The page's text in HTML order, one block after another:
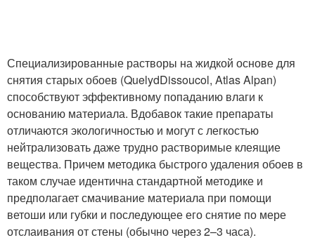
Специализированные растворы на жидкой основе для
снятия старых обоев (QuelydDissoucol, Atlas Alpan)
способствуют эффективному попаданию влаги к
основанию материала. Вдобавок такие препараты
отличаются экологичностью и могут с легкостью
нейтрализовать даже трудно растворимые клеящие
вещества. Причем методика быстрого удаления обоев в
таком случае идентична стандартной методике и
предполагает смачивание материала при помощи
ветоши или губки и последующее его снятие по мере
отслаивания от стены (обычно через 2–3 часа).